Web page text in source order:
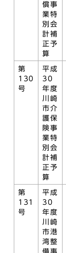
償事
業特
別会
計補
正予
算
第
130
号
平成
30
年度
川崎
市介
護保
険事
業特
別会
計補
正予
算
第
131
号
平成
30
年度
川崎
市港
湾整
備事